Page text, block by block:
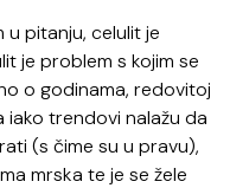
u pitanju, celulit je
je problem s kojim se
o godinama, redovitoj
iako trendovi nalažu da
(s čime su u pravu),
mrska te je se žele